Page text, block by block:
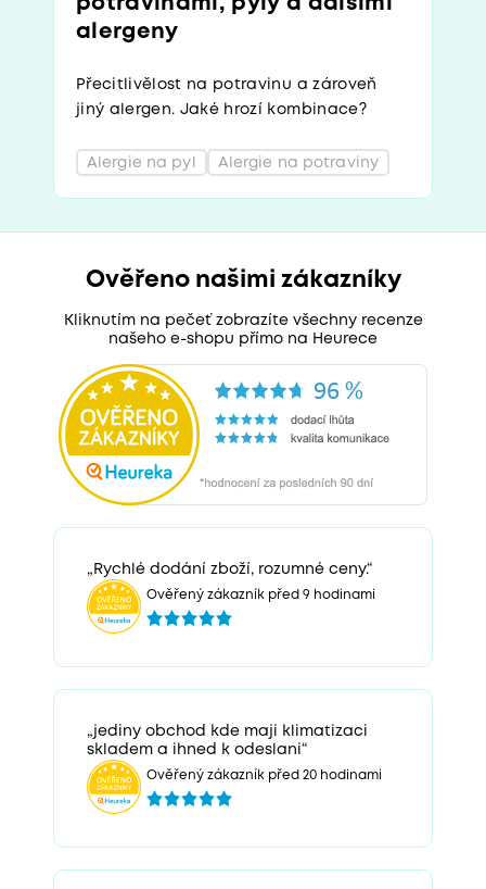
alergeny
Přecitlivělost na potravinu a zároveň
jiný alergen. Jaké hrozí kombinace?
Alergie na pyl Alergie na potraviny
Ověřeno našimi zákazníky
Kliknutím na pečeť zobrazíte všechny recenze
našeho e-shopu přímo na Heurece
„Rychlé dodání zboží, rozumné ceny.“
Ověřený zákazník před 9 hodinami
„jediny obchod kde maji klimatizaci
skladem a ihned k odeslani“
Ověřený zákazník před 20 hodinami